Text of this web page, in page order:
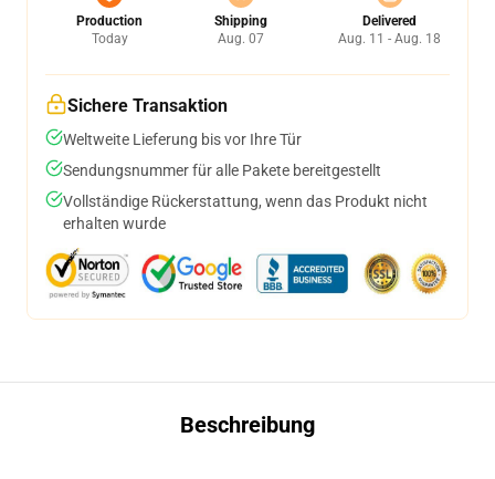
Production
Today
Shipping
Aug. 07
Delivered
Aug. 11 - Aug. 18
Sichere Transaktion
Weltweite Lieferung bis vor Ihre Tür
Sendungsnummer für alle Pakete bereitgestellt
Vollständige Rückerstattung, wenn das Produkt nicht
erhalten wurde
Beschreibung